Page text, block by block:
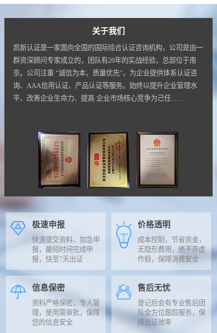
关于我们
凯新认证是一家面向全国的国际综合认证咨询机构，公司是由一
群资深顾问专家成立的，团队有20年的实战经验，总部位于南
京。公司注重 “诚信为本，质量优先”，为企业提供体系认证咨
询、AAA信用认证、产品认证等服务。始终以提升企业管理水
平、改善企业生命力、提高 企业市场核心竞争为己任......
极速申报
快速提交资料、加急申
报，最短时间完成申
报，快至7天出证
价格透明
成本控制，节省资金，
无隐形费用，绝不弄虚
作假，保障消费安全
信息保密
资料严格保密，专人管
理，使用需审批，保障
您的信息安全
售后无忧
登记后会有专业售后团
队全方位跟踪服务，保
障出证效率